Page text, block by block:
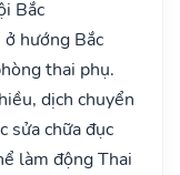
Bắc
hướng Bắc
thai phụ.
dịch chuyển
sửa chữa đục
làm động Thai